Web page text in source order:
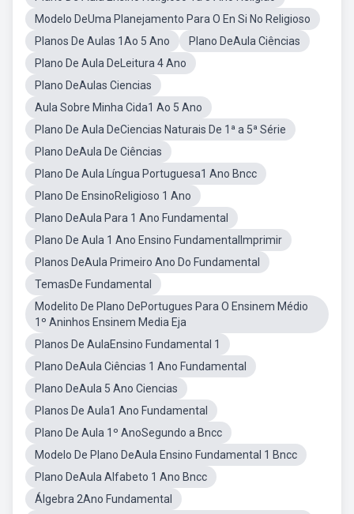
Modelo DeUma Planejamento Para O En Si No Religioso
Planos De Aulas 1Ao 5 Ano
Plano DeAula Ciências
Plano De Aula DeLeitura 4 Ano
Plano DeAulas Ciencias
Aula Sobre Minha Cida1 Ao 5 Ano
Plano De Aula DeCiencias Naturais De 1ª a 5ª Série
Plano DeAula De Ciências
Plano De Aula Língua Portuguesa1 Ano Bncc
Plano De EnsinoReligioso 1 Ano
Plano DeAula Para 1 Ano Fundamental
Plano De Aula 1 Ano Ensino FundamentalImprimir
Planos DeAula Primeiro Ano Do Fundamental
TemasDe Fundamental
Modelito De Plano DePortugues Para O Ensinem Médio
1º Aninhos Ensinem Media Eja
Planos De AulaEnsino Fundamental 1
Plano DeAula Ciências 1 Ano Fundamental
Plano DeAula 5 Ano Ciencias
Planos De Aula1 Ano Fundamental
Plano De Aula 1º AnoSegundo a Bncc
Modelo De Plano DeAula Ensino Fundamental 1 Bncc
Plano DeAula Alfabeto 1 Ano Bncc
Álgebra 2Ano Fundamental